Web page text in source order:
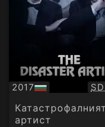
2017
БГ
аудио
Катастрофалният
артист